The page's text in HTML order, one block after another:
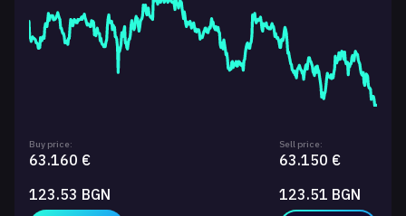
Buy price:
63.160 €
123.53 BGN
Sell price:
63.150 €
123.51 BGN